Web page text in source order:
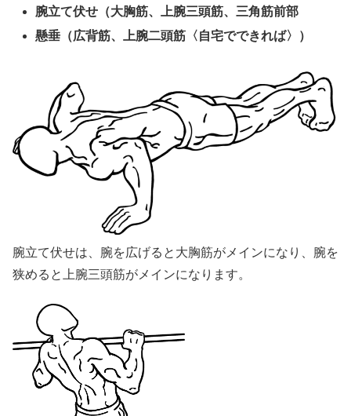
腕立て伏せ（大胸筋、上腕三頭筋、三角筋前部
懸垂（広背筋、上腕二頭筋〈自宅でできれば〉）
腕立て伏せは、腕を広げると大胸筋がメインになり、腕を
狭めると上腕三頭筋がメインになります。